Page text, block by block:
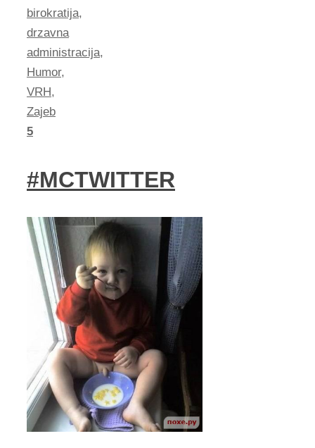
birokratija,
drzavna
administracija,
Humor,
VRH,
Zajeb
5
#MCTWITTER